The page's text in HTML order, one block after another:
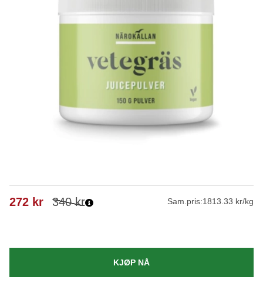
340kr
272 kr Sam.pris:1813.33 kr/kg
KJØP NÅ